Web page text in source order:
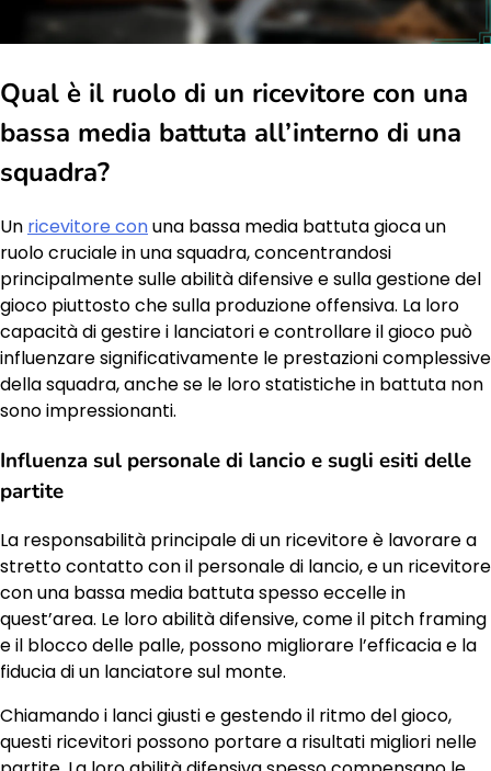
Qual è il ruolo di un ricevitore con una
bassa media battuta all’interno di una
squadra?
Un ricevitore conuna bassa media battuta gioca un
ruolo cruciale in una squadra, concentrandosi
principalmente sulle abilità difensive e sulla gestione del
gioco piuttosto che sulla produzione offensiva. La loro
capacità di gestire i lanciatori e controllare il gioco può
influenzare significativamente le prestazioni complessive
della squadra, anche se le loro statistiche in battuta non
sono impressionanti.
Influenza sul personale di lancio e sugli esiti delle
partite
La responsabilità principale di un ricevitore è lavorare a
stretto contatto con il personale di lancio, e un ricevitore
con una bassa media battuta spesso eccelle in
quest’area. Le loro abilità difensive, come il pitch framing
e il blocco delle palle, possono migliorare l’efficacia e la
fiducia di un lanciatore sul monte.
Chiamando i lanci giusti e gestendo il ritmo del gioco,
questi ricevitori possono portare a risultati migliori nelle